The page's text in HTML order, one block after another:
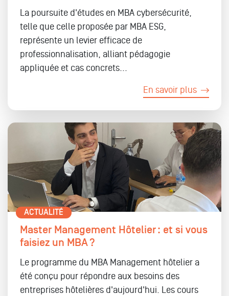
La poursuite d'études en MBA cybersécurité,
telle que celle proposée par MBA ESG,
représente un levier efficace de
professionnalisation, alliant pédagogie
appliquée et cas concrets...
En savoir plus
ACTUALITÉ
Master Management Hôtelier : et si vous
faisiez un MBA ?
Le programme du MBA Management hôtelier a
été conçu pour répondre aux besoins des
entreprises hôtelières d'aujourd'hui. Les cours